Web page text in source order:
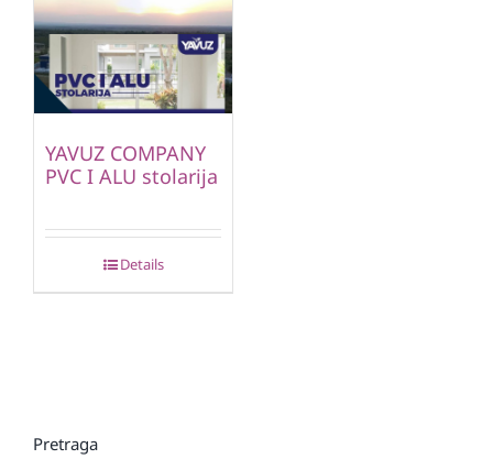
YAVUZ COMPANY
PVC I ALU stolarija
Details
Pretraga